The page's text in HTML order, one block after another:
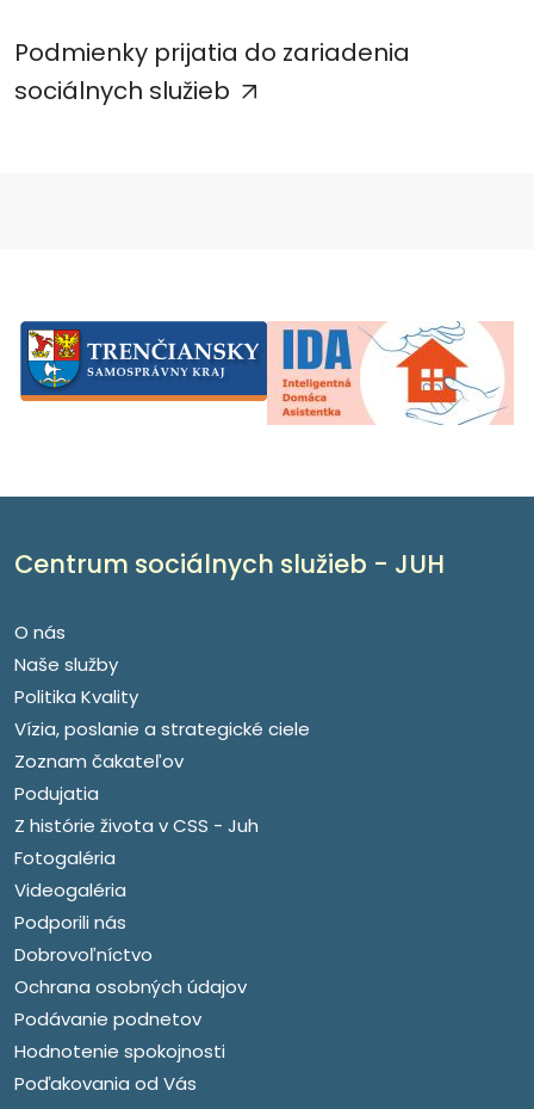
Podmienky prijatia do zariadenia
sociálnych služieb
Centrum sociálnych služieb - JUH
O nás
Naše služby
Politika Kvality
Vízia, poslanie a strategické ciele
Zoznam čakateľov
Podujatia
Z histórie života v CSS - Juh
Fotogaléria
Videogaléria
Podporili nás
Dobrovoľníctvo
Ochrana osobných údajov
Podávanie podnetov
Hodnotenie spokojnosti
Poďakovania od Vás